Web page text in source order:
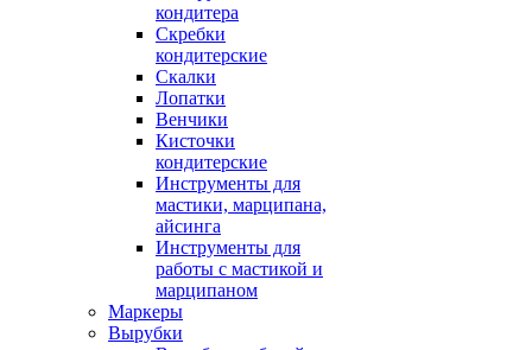
кондитера
Скребки
кондитерские
Скалки
Лопатки
Венчики
Кисточки
кондитерские
Инструменты для
мастики, марципана,
айсинга
Инструменты для
работы с мастикой и
марципаном
Маркеры
Вырубки